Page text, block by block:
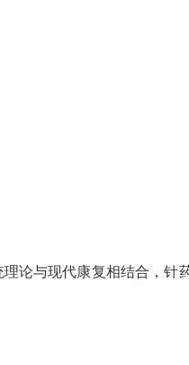
与现代康复相结合，针